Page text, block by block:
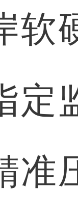
硬
定
准